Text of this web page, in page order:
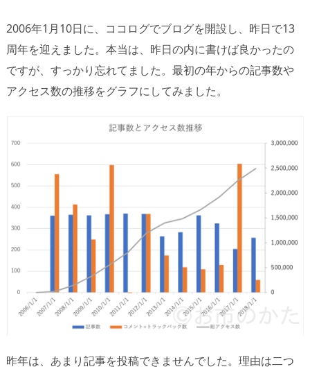
2006年1月10日に、ココログでブログを開設し、昨日で13
周年を迎えました。本当は、昨日の内に書けば良かったの
ですが、すっかり忘れてました。最初の年からの記事数や
アクセス数の推移をグラフにしてみました。
昨年は、あまり記事を投稿できませんでした。理由は二つ